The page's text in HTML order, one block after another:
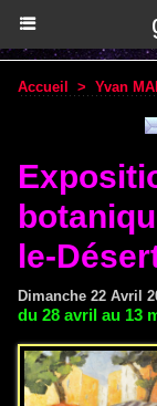
Accueil > Yvan
le-
Dimanche 22 Avril
du 28 avril au 13